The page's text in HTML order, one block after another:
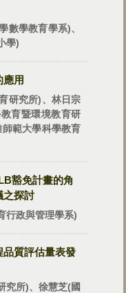
數學教育學系)、
學)
應用
研究所)、林日宗
育暨環境教育研
範大學科學教育
豁免計畫的角
之探討
行政與管理學系)
品質評估量表發
究所)、徐慧芝(國